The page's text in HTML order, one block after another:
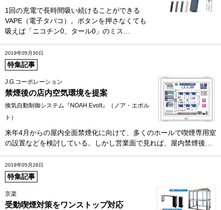
1回の充電で長時間吸い続けることができる
VAPE（電子タバコ）。ボタンを押さなくても
吸えば「ニコチン0、タール0」のミス…
2019年05月30日
特集記事
J.G.コーポレーション
禁煙後の店内空気環境を提案
換気自動制御システム『NOAH Evolt』（ノア・エボル
ト）
来年4月からの屋内全面禁煙化に向けて、多くのホールで喫煙専用室
の設置などを検討している。しかし営業面で見れば、屋内禁煙後…
2019年05月28日
特集記事
京楽
受動喫煙対策をワンストップ対応